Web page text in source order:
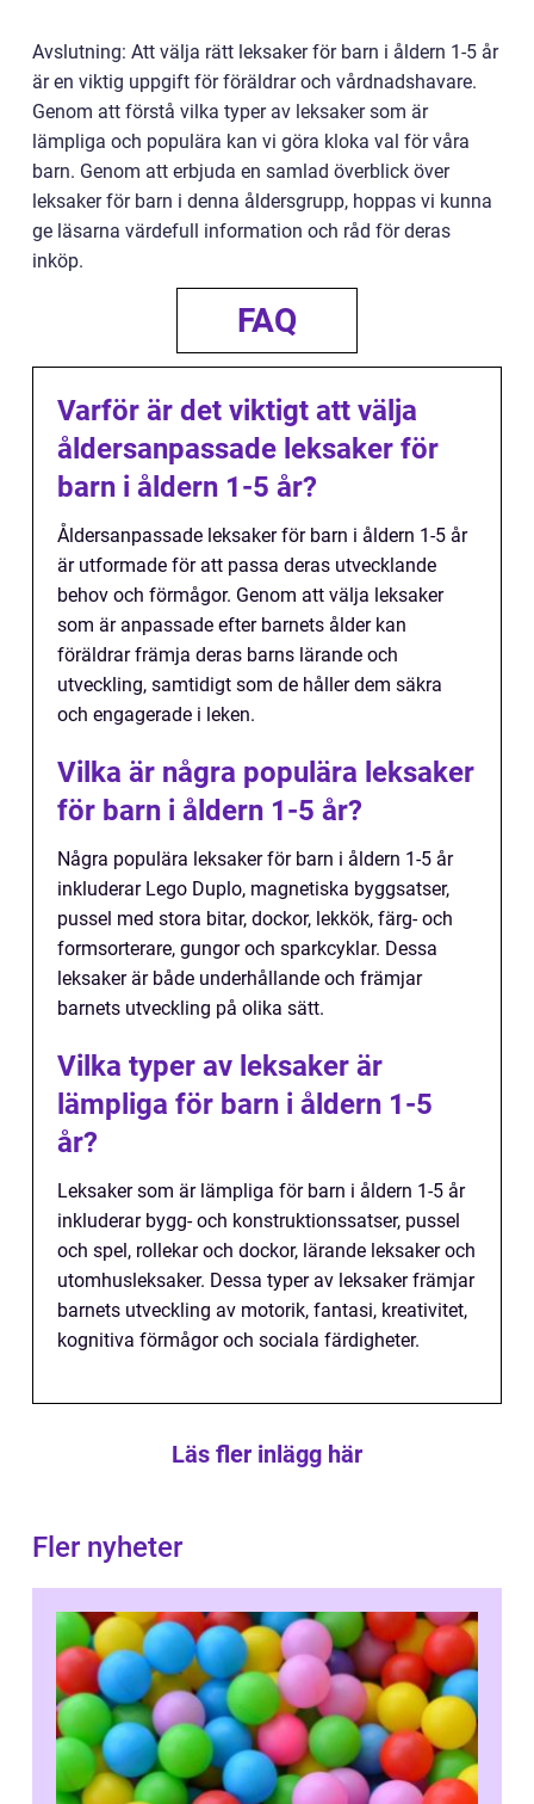
Avslutning: Att välja rätt leksaker för barn i åldern 1-5 år
är en viktig uppgift för föräldrar och vårdnadshavare.
Genom att förstå vilka typer av leksaker som är
lämpliga och populära kan vi göra kloka val för våra
barn. Genom att erbjuda en samlad överblick över
leksaker för barn i denna åldersgrupp, hoppas vi kunna
ge läsarna värdefull information och råd för deras
inköp.
FAQ
Varför är det viktigt att välja
åldersanpassade leksaker för
barn i åldern 1-5 år?
Åldersanpassade leksaker för barn i åldern 1-5 år
är utformade för att passa deras utvecklande
behov och förmågor. Genom att välja leksaker
som är anpassade efter barnets ålder kan
föräldrar främja deras barns lärande och
utveckling, samtidigt som de håller dem säkra
och engagerade i leken.
Vilka är några populära leksaker
för barn i åldern 1-5 år?
Några populära leksaker för barn i åldern 1-5 år
inkluderar Lego Duplo, magnetiska byggsatser,
pussel med stora bitar, dockor, lekkök, färg- och
formsorterare, gungor och sparkcyklar. Dessa
leksaker är både underhållande och främjar
barnets utveckling på olika sätt.
Vilka typer av leksaker är
lämpliga för barn i åldern 1-5
år?
Leksaker som är lämpliga för barn i åldern 1-5 år
inkluderar bygg- och konstruktionssatser, pussel
och spel, rollekar och dockor, lärande leksaker och
utomhusleksaker. Dessa typer av leksaker främjar
barnets utveckling av motorik, fantasi, kreativitet,
kognitiva förmågor och sociala färdigheter.
Läs fler inlägg här
Fler nyheter